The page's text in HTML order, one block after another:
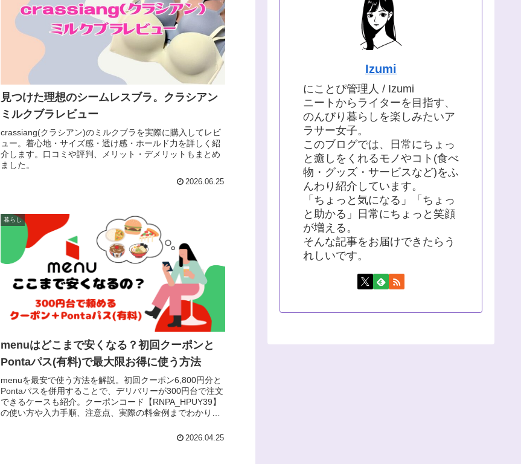
見つけた理想のシームレスブラ。クラシアン
ミルクブラレビュー
crassiang(クラシアン)のミルクブラを実際に購入してレビ
ュー。着心地・サイズ感・透け感・ホールド力を詳しく紹
介します。口コミや評判、メリット・デメリットもまとめ
ました。
2026.06.25
暮らし
menuはどこまで安くなる？初回クーポンと
Pontaパス(有料)で最大限お得に使う方法
menuを最安で使う方法を解説。初回クーポン6,800円分と
Pontaパスを併用することで、デリバリーが300円台で注文
できるケースも紹介。クーポンコード【RNPA_HPUY39】
の使い方や入力手順、注意点、実際の料金例までわかりや
2026.04.25
Izumi
にことぴ管理人 / Izumi
ニートからライターを目指す、
のんびり暮らしを楽しみたいア
ラサー女子。
このブログでは、日常にちょっ
と癒しをくれるモノやコト(食べ
物・グッズ・サービスなど)をふ
んわり紹介しています。
「ちょっと気になる」「ちょっ
と助かる」日常にちょっと笑顔
が増える。
そんな記事をお届けできたらう
れしいです。